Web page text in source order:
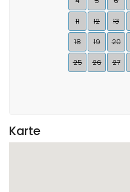
11 12 13
18 19 20
25 26 27
Karte